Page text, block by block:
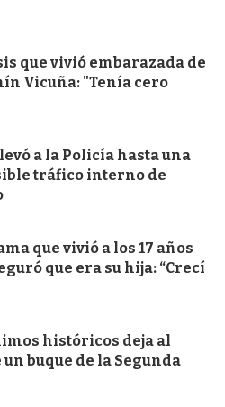
que vivió embarazada de
Vicuña: "Tenía cero
a la Policía hasta una
tráfico interno de
que vivió a los 17 años
que era su hija: “Crecí
históricos deja al
buque de la Segunda